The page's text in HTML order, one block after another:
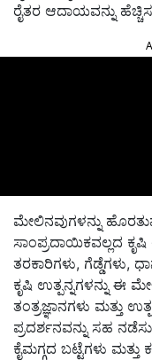
ರೈತರ ಆದಾಯವನ್ನು
ಮೇಲಿನವುಗಳನ್ನು
ಸಾಂಪ್ರದಾಯಿಕವಲ್ಲದ
ತರಕಾರಿಗಳು, ಗೆಡ್ಡೆಗಳು,
ಕೃಷಿ ಉತ್ಪನ್ನಗಳನ್ನು ಈ
ತಂತ್ರಜ್ಞಾನಗಳು ಮತ್ತು
ಪ್ರದರ್ಶನವನ್ನು ಸಹ
ಕೈಮಗ್ಗದ ಬಟ್ಟೆಗಳು ಮತ್ತು